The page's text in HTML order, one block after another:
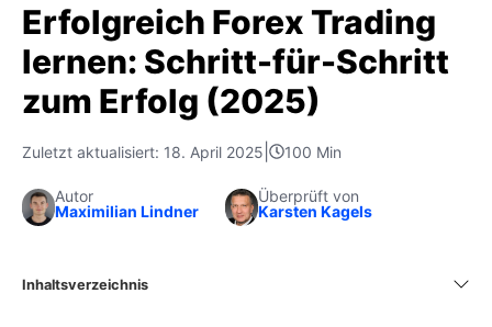
Erfolgreich Forex Trading
lernen: Schritt-für-Schritt
zum Erfolg (2025)
Zuletzt aktualisiert: 18. April 2025 100 Min
Autor
Maximilian Lindner
Überprüft von
Karsten Kagels
Inhaltsverzeichnis